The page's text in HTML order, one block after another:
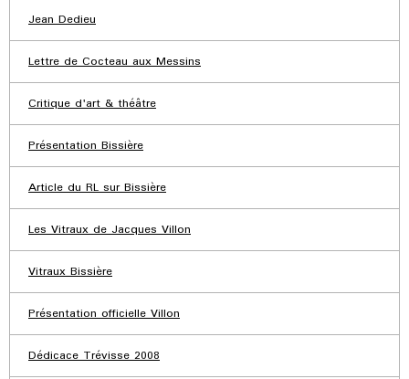
Jean Dedieu
Lettre de Cocteau aux Messins
Critique d'art & théâtre
Présentation Bissière
Article du RL sur Bissière
Les Vitraux de Jacques Villon
Vitraux Bissière
Présentation officielle Villon
Dédicace Trévisse 2008